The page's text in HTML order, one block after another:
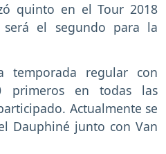
quinto en el Tour 2018
el segundo para la
temporada regular con
primeros en todas las
Actualmente se
Dauphiné junto con Van